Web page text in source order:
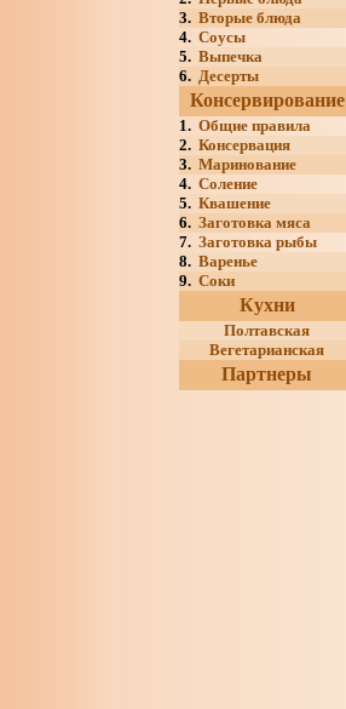
3. Вторые блюда
4. Соусы
5. Выпечка
6. Десерты
Консервирование
1. Общие правила
2. Консервация
3. Маринование
4. Соление
5. Квашение
6. Заготовка мяса
7. Заготовка рыбы
8. Варенье
9. Соки
Кухни
Полтавская
Вегетарианская
Партнеры